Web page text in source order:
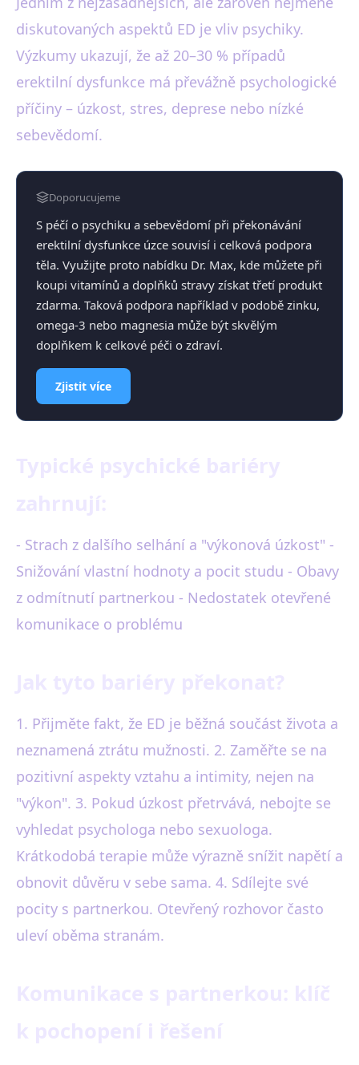
diskutovaných aspektů ED je vliv psychiky.
Výzkumy ukazují, že až 20–30 % případů
erektilní dysfunkce má převážně psychologické
příčiny – úzkost, stres, deprese nebo nízké
sebevědomí.
Doporucujeme
S péčí o psychiku a sebevědomí při překonávání
erektilní dysfunkce úzce souvisí i celková podpora
těla. Využijte proto nabídku Dr. Max, kde můžete při
koupi vitamínů a doplňků stravy získat třetí produkt
zdarma. Taková podpora například v podobě zinku,
omega-3 nebo magnesia může být skvělým
doplňkem k celkové péči o zdraví.
Zjistit více
- Strach z dalšího selhání a "výkonová úzkost" -
Snižování vlastní hodnoty a pocit studu - Obavy
z odmítnutí partnerkou - Nedostatek otevřené
komunikace o problému
1. Přijměte fakt, že ED je běžná součást života a
neznamená ztrátu mužnosti. 2. Zaměřte se na
pozitivní aspekty vztahu a intimity, nejen na
"výkon". 3. Pokud úzkost přetrvává, nebojte se
vyhledat psychologa nebo sexuologa.
Krátkodobá terapie může výrazně snížit napětí a
obnovit důvěru v sebe sama. 4. Sdílejte své
pocity s partnerkou. Otevřený rozhovor často
uleví oběma stranám.